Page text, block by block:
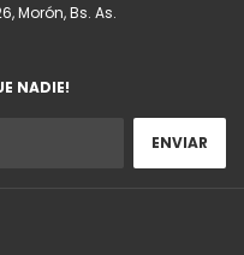
Morón, Bs. As.
NADIE!